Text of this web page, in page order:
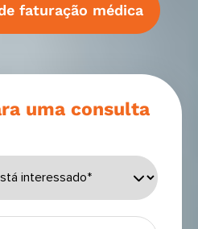
faturação médica
uma consulta